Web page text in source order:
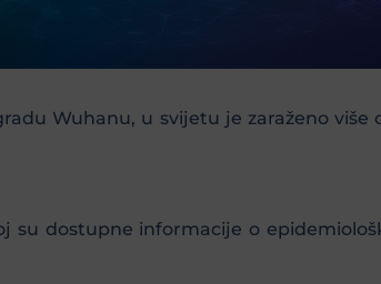
Wuhanu, u svijetu je zaraženo više
su dostupne informacije o